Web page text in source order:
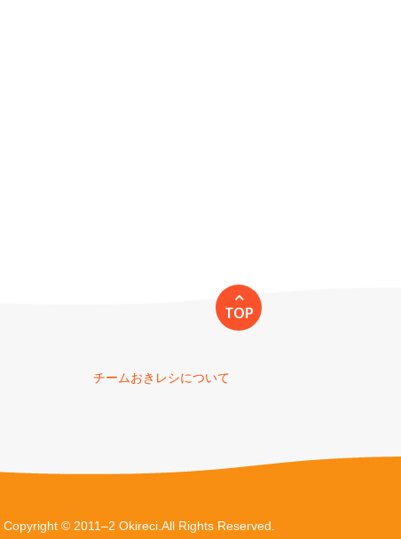
TOP
チームおきレシについて
Copyright © 2011–2 Okireci.All Rights Reserved.